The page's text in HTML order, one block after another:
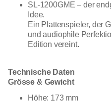
SL-1200GME – der
Idee.
Ein Plattenspieler, der
und audiophile
Edition vereint.
Technische Daten
Grösse & Gewicht
Höhe: 173 mm